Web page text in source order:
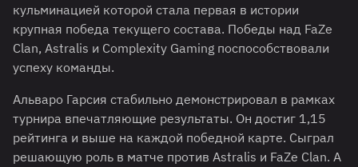
кульминацией которой стала первая в истории
крупная победа текущего состава. Победы над FaZe
Clan, Astralis и Complexity Gaming поспособствовали
успеху команды.
Альваро Гарсия стабильно демонстрировал в рамках
турнира впечатляющие результаты. Он достиг 1,15
рейтинга и выше на каждой победной карте. Сыграл
решающую роль в матче против Astralis и FaZe Clan. А